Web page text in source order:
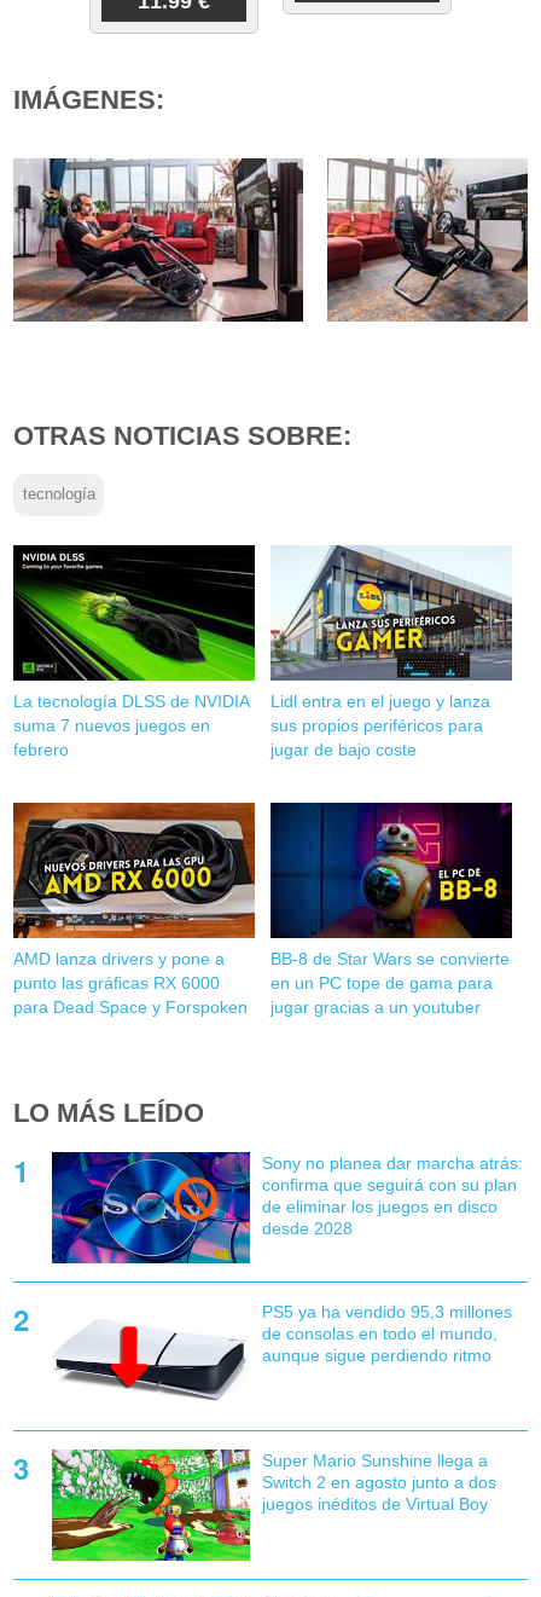
IMÁGENES:
OTRAS NOTICIAS SOBRE:
tecnología
La tecnología DLSS de NVIDIA
suma 7 nuevos juegos en
febrero
Lidl entra en el juego y lanza
sus propios periféricos para
jugar de bajo coste
AMD lanza drivers y pone a
punto las gráficas RX 6000
para Dead Space y Forspoken
BB-8 de Star Wars se convierte
en un PC tope de gama para
jugar gracias a un youtuber
LO MÁS LEÍDO
Sony no planea dar marcha atrás:
confirma que seguirá con su plan
de eliminar los juegos en disco
desde 2028
PS5 ya ha vendido 95,3 millones
de consolas en todo el mundo,
aunque sigue perdiendo ritmo
Super Mario Sunshine llega a
Switch 2 en agosto junto a dos
juegos inéditos de Virtual Boy